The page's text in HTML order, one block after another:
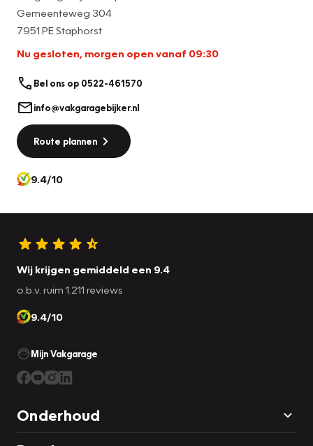
Gemeenteweg 304
7951 PE Staphorst
Nu gesloten, morgen open vanaf 09:30
Bel ons op 0522-461570
info@vakgaragebijker.nl
Route plannen
9.4/10
Wij krijgen gemiddeld een 9.4
o.b.v. ruim 1.211 reviews
9.4/10
Mijn Vakgarage
Onderhoud